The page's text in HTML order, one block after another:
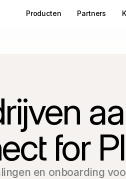
Producten Partners
for
en onboarding